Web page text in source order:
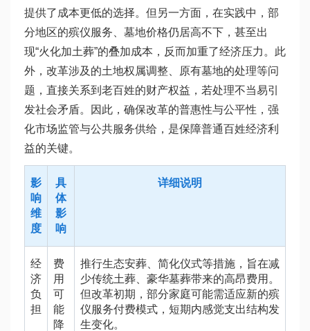
提供了成本更低的选择。但另一方面，在实践中，部
分地区的殡仪服务、墓地价格仍居高不下，甚至出
现“火化加土葬”的叠加成本，反而加重了经济压力。此
外，改革涉及的土地权属调整、原有墓地的处理等问
题，直接关系到老百姓的财产权益，若处理不当易引
发社会矛盾。因此，确保改革的普惠性与公平性，强
化市场监管与公共服务供给，是保障普通百姓经济利
益的关键。
影
响
维
度
具
体
影
响
详细说明
经
济
负
担
费
用
可
能
降
推行生态安葬、简化仪式等措施，旨在减
少传统土葬、豪华墓葬带来的高昂费用。
但改革初期，部分家庭可能需适应新的殡
仪服务付费模式，短期内感觉支出结构发
生变化。